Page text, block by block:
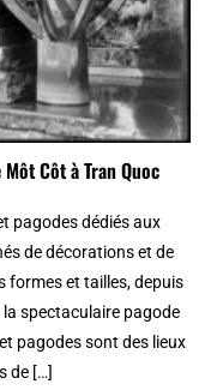
Côt à Tran Quoc
pagodes dédiés aux
de décorations et de
formes et tailles, depuis
la spectaculaire pagode
pagodes sont des lieux
de […]